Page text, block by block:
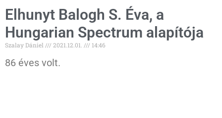
Elhunyt Balogh S. Éva, a
Hungarian Spectrum alapítója
Szalay Dániel 2021.12.01. 14:46
86 éves volt.